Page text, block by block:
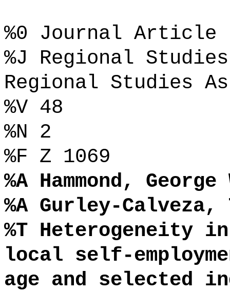
%0 Journal Article
%J Regional
Regional Studies
%V 48
%N 2
%F Z 1069
%A Hammond, George
%A Gurley-Calveza,
%T Heterogeneity
local self-
age and selected